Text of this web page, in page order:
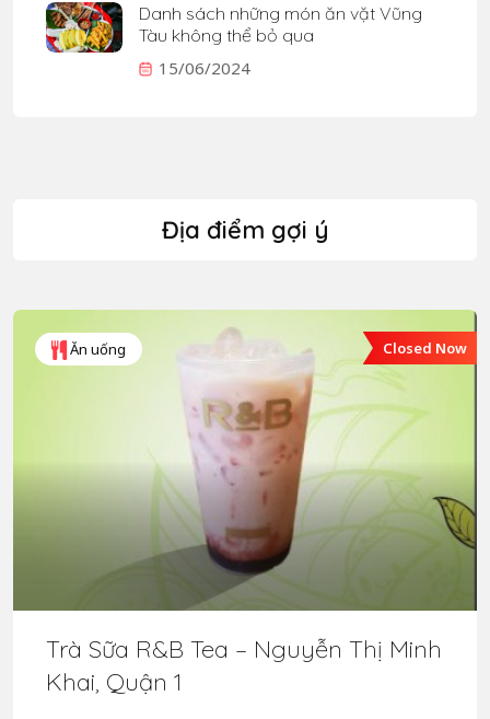
Danh sách những món ăn vặt Vũng
Tàu không thể bỏ qua
15/06/2024
Địa điểm gợi ý
Ăn uống Closed Now
Trà Sữa R&B Tea – Nguyễn Thị Minh
Khai, Quận 1